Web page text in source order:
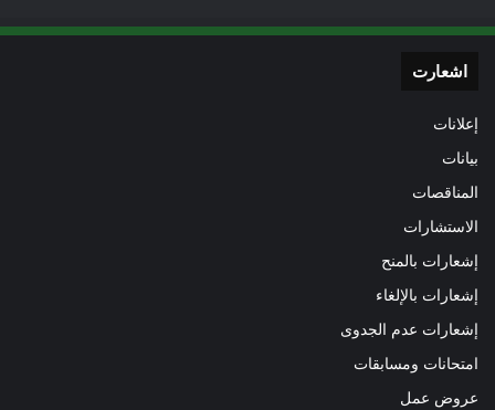
اشعارت
إعلانات
بيانات
المناقصات
الاستشارات
إشعارات بالمنح
إشعارات بالإلغاء
إشعارات عدم الجدوى
امتحانات ومسابقات
عروض عمل